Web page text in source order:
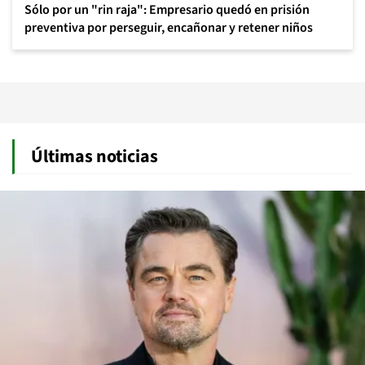
Sólo por un "rin raja": Empresario quedó en prisión
preventiva por perseguir, encañonar y retener niños
Últimas noticias